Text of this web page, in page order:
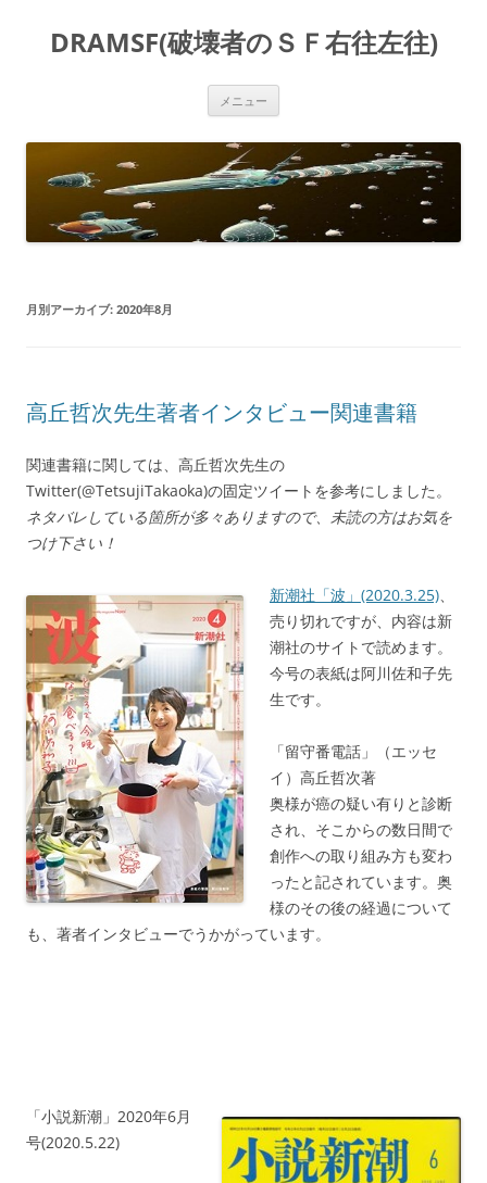
プ
DRAMSF(破壊者のＳＦ右往左往)
メニュー
月別アーカイブ: 2020年8月
高丘哲次先生著者インタビュー関連書籍
関連書籍に関しては、高丘哲次先生の
Twitter(@TetsujiTakaoka)の固定ツイートを参考にしました。
ネタバレしている箇所が多々ありますので、未読の方はお気を
つけ下さい！
新潮社「波」(2020.3.25)、
売り切れですが、内容は新
潮社のサイトで読めます。
今号の表紙は阿川佐和子先
生です。
「留守番電話」（エッセ
イ）高丘哲次著
奥様が癌の疑い有りと診断
され、そこからの数日間で
創作への取り組み方も変わ
ったと記されています。奥
様のその後の経過について
も、著者インタビューでうかがっています。
「小説新潮」2020年6月
号(2020.5.22)